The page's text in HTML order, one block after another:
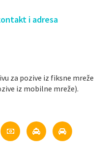
i adresa
za pozive iz fiksne mreže
iz mobilne mreže).